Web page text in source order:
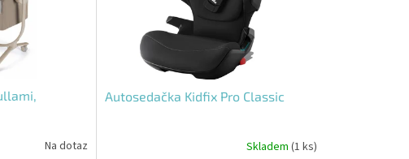
Na dotaz
Autosedačka Kidfix Pro Classic
Skladem (1 ks)